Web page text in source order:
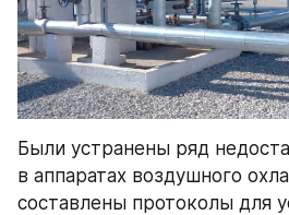
Были устранены ряд
в аппаратах воздушного
составлены протоколы для